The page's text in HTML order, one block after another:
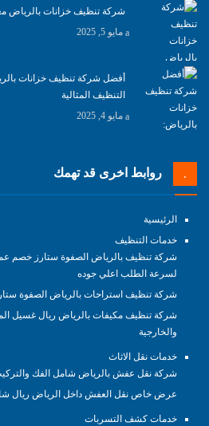
شركة تنظيف خزانات بالرياض
مايو 5, 2025
أفضل شركة تنظيف خزانات
التنظيف المثالية
مايو 4, 2025
روابط اخرى قد تهمك
الرئيسية
خدمات التنظيف
شركة تنظيف بالرياض الصفوة ستارز خصم
لسرعة الطلب اعلي جوده
شركة تنظيف استراحات بالرياض الصفوة
شركة تنظيف مكيفات بالرياض ريال غسيل
والخارجية
خدمات نقل الاثاث
شركة نقل عفش بالرياض شامل الفك
عرض خاص نقل العفش داخل الرياض ريال
خدمات كشف التسربات